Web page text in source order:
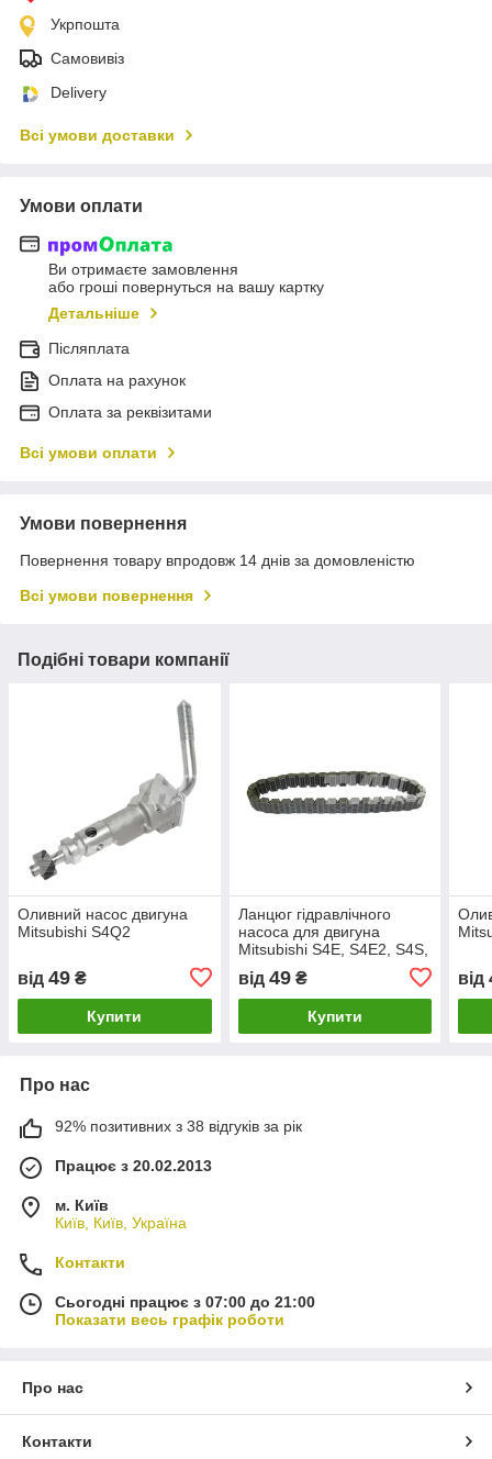
Укрпошта
Самовивіз
Delivery
Всі умови доставки
Умови оплати
Ви отримаєте замовлення
або гроші повернуться на вашу картку
Детальніше
Післяплата
Оплата на рахунок
Оплата за реквізитами
Всі умови оплати
Умови повернення
Повернення товару впродовж 14 днів за домовленістю
Всі умови повернення
Подібні товари компанії
Оливний насос двигуна
Mitsubishi S4Q2
від 49 ₴
Купити
Ланцюг гідравлічного
насоса для двигуна
Mitsubishi S4E, S4E2, S4S,
від 49₴
Купити
від
Про нас
92% позитивних з 38 відгуків за рік
Працює з 20.02.2013
м. Київ
Київ, Київ, Україна
Контакти
Сьогодні працює з 07:00 до 21:00
Показати весь графік роботи
Про нас
Контакти